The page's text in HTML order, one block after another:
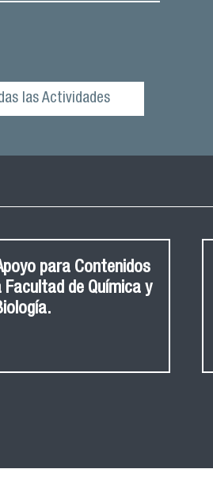
las Actividades
para Contenidos
de Química y